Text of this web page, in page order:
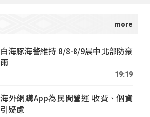
白海豚海警維持 8/8-8/9晨中北部防豪
雨
19:19
海外網購App為民間營運 收費、個資
引疑慮